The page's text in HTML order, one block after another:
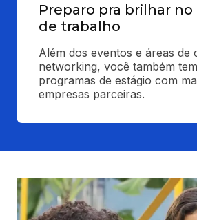
Preparo pra brilhar
de trabalho
Além dos eventos e áreas de
networking, você também
programas de estágio com
empresas parceiras.